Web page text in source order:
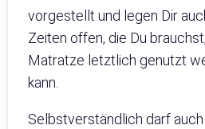
vorgestellt und legen Dir
Zeiten offen, die Du
Matratze letztlich genutzt
kann.
Selbstverständlich darf auch